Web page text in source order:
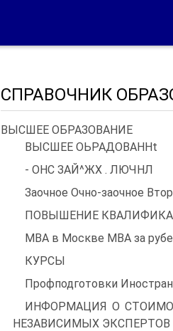
СПРАВОЧНИК
ВЫСШЕЕ ОБРАЗОВАНИЕ
ВЫСШЕЕ ОЬРАДОВАННt
- ОНС ЗАЙ^ЖХ . ЛЮЧНЛ
Заочное Очно-заочное
ПОВЫШЕНИЕ
МВА в Москве МВА за
КУРСЫ
Профподготовки
ИНФОРМАЦИЯ О
НЕЗАВИСИМЫХ